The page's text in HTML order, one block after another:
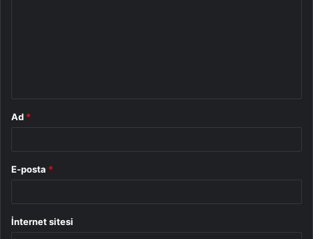
Ad *
E-posta *
İnternet sitesi